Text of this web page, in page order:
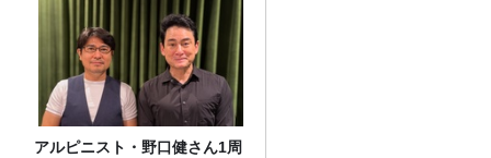
アルピニスト・野口健さん1周